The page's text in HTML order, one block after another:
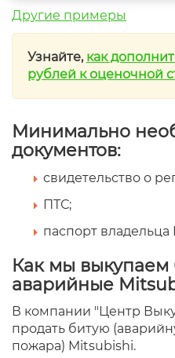
Другие примеры
Узнайте, как
рублей к оценочной
Минимально
документов:
свидетельство о
ПТС;
паспорт владельца
Как мы выкупаем
аварийные
В компании "Центр
продать битую
пожара) Mitsubishi.